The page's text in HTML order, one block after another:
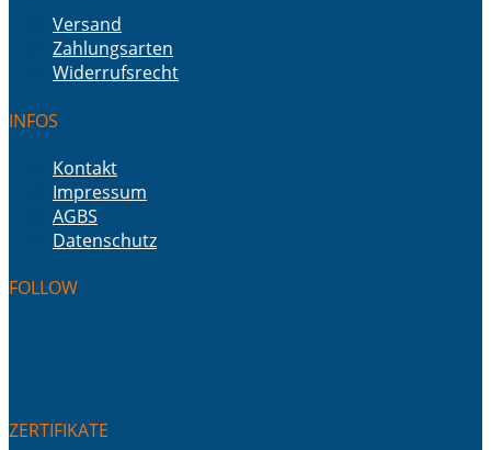
Versand
Zahlungsarten
Widerrufsrecht
INFOS
Kontakt
Impressum
AGBS
Datenschutz
FOLLOW
ZERTIFIKATE